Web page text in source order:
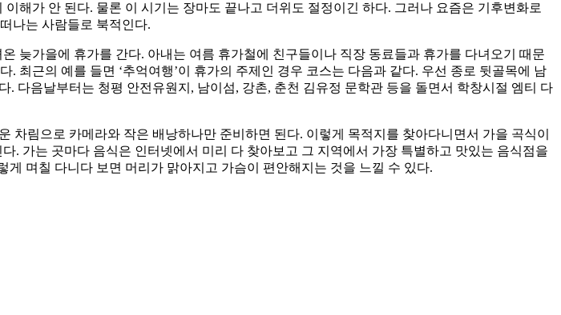
해가 안 된다. 물론 이 시기는 장마도 끝나고 더위도 절정이긴 하다. 그러나 요즘은 기후변화로
나는 사람들로 북적인다.
늦가을에 휴가를 간다. 아내는 여름 휴가철에 친구들이나 직장 동료들과 휴가를 다녀오기 때문
최근의 예를 들면 ‘추억여행’이 휴가의 주제인 경우 코스는 다음과 같다. 우선 종로 뒷골목에 남
다음날부터는 청평 안전유원지, 남이섬, 강촌, 춘천 김유정 문학관 등을 돌면서 학창시절 엠티 다
차림으로 카메라와 작은 배낭하나만 준비하면 된다. 이렇게 목적지를 찾아다니면서 가을 곡식이
. 가는 곳마다 음식은 인터넷에서 미리 다 찾아보고 그 지역에서 가장 특별하고 맛있는 음식점을
며칠 다니다 보면 머리가 맑아지고 가슴이 편안해지는 것을 느낄 수 있다.